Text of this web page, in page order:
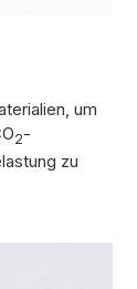
um
2-
zu